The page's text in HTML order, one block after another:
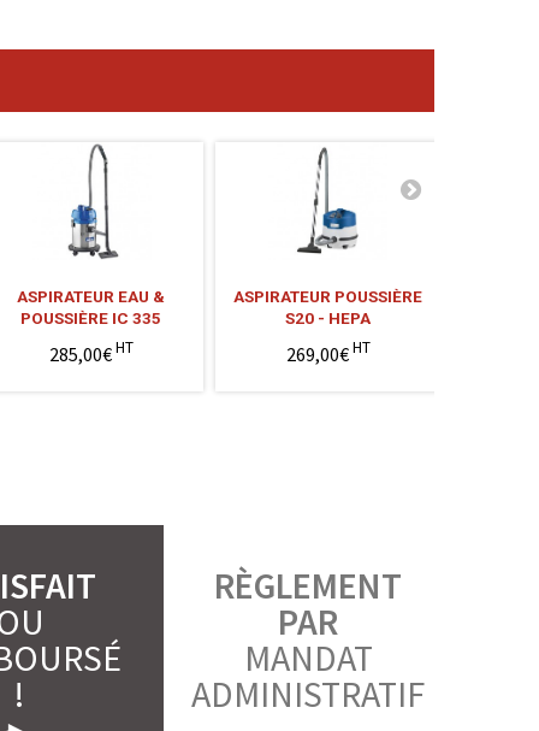
ASPIRATEUR EAU &
POUSSIÈRE IC 335
285,00€HT
ASPIRATEUR POUSSIÈRE
S20 - HEPA
269,00€HT
!
RÈGLEMENT
PAR
MANDAT
ADMINISTRATIF